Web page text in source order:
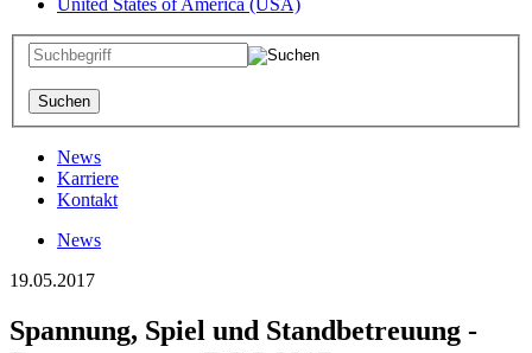
News
Karriere
Kontakt
News
19.05.2017
Spannung, Spiel und Standbetreuung -